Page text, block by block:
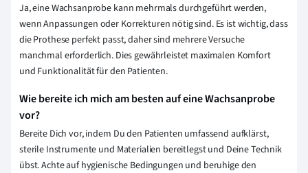
Ja, eine Wachsanprobe kann mehrmals durchgeführt werden,
wenn Anpassungen oder Korrekturen nötig sind. Es ist wichtig, dass
die Prothese perfekt passt, daher sind mehrere Versuche
manchmal erforderlich. Dies gewährleistet maximalen Komfort
und Funktionalität für den Patienten.
Wie bereite ich mich am besten auf eine Wachsanprobe
vor?
Bereite Dich vor, indem Du den Patienten umfassend aufklärst,
sterile Instrumente und Materialien bereitlegst und Deine Technik
übst. Achte auf hygienische Bedingungen und beruhige den